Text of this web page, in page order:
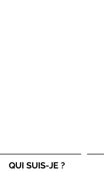
QUI SUIS-JE ?